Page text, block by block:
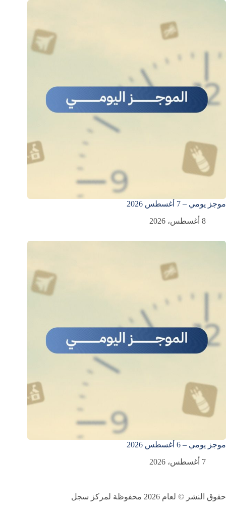
موجز يومي – 7 أغسطس 2026
8 أغسطس، 2026
موجز يومي – 6 أغسطس 2026
7 أغسطس، 2026
حقوق النشر © لعام 2026 محفوظة لمركز سجل